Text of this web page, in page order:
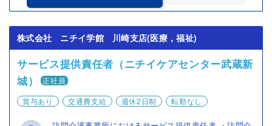
株式会社 ニチイ学館 川崎支店(医療，福祉)
サービス提供責任者（ニチイケアセンター武蔵新
城）
正社員
賞与あり
交通費支給 週休2日制 転勤なし